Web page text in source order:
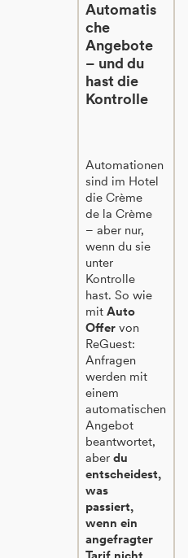
Automatis
che
Angebote
– und du
hast die
Kontrolle
Automationen
sind im Hotel
die Crème
de la Crème
– aber nur,
wenn du sie
unter
Kontrolle
hast. So wie
mitAuto
Offer von
ReGuest:
Anfragen
werden mit
einem
automatischen
Angebot
beantwortet,
aberdu
entscheidest,
was
passiert,
wenn ein
angefragter